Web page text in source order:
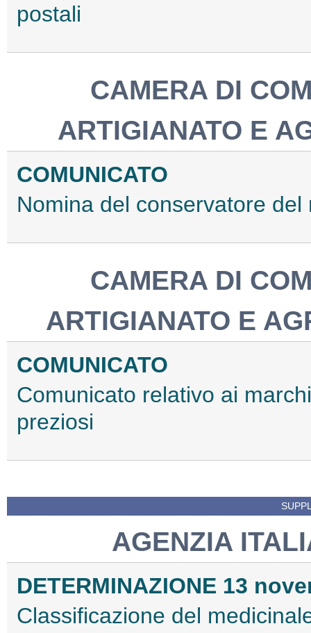
postali
CAMERA DI
ARTIGIANATO E
COMUNICATO
Nomina del conservatore
CAMERA DI
ARTIGIANATO E
COMUNICATO
Comunicato relativo ai
preziosi
AGENZIA
DETERMINAZIONE 13
Classificazione del